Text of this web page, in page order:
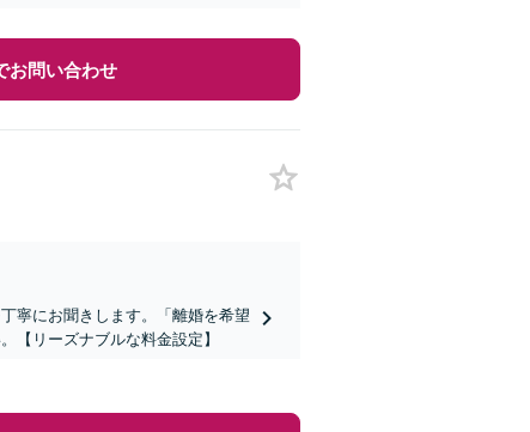
お問い合わせ
寧にお聞きします。「離婚を希望
【リーズナブルな料金設定】